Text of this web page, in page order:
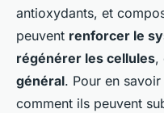
antioxydants, et
peuvent renforcer le
régénérer les cellules,
général. Pour en
comment ils peuvent